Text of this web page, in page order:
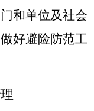
和单位及社会
好避险防范工